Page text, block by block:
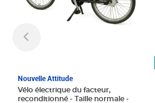
Nouvelle Attitude
Vélo électrique du facteur,
reconditionné - Taille normale -